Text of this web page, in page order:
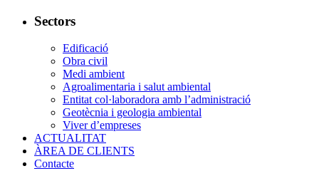
Sectors
Edificació
Obra civil
Medi ambient
Agroalimentaria i salut ambiental
Entitat col·laboradora amb l’administració
Geotècnia i geologia ambiental
Viver d’empreses
ACTUALITAT
ÀREA DE CLIENTS
Contacte